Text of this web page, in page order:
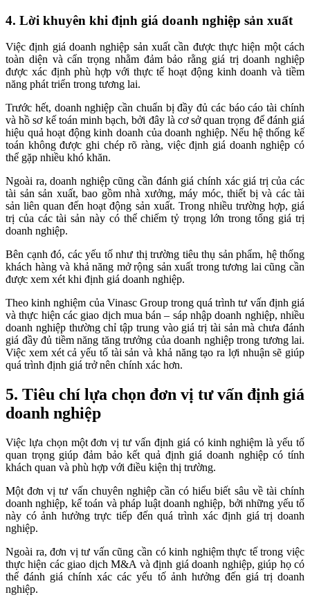
4. Lời khuyên khi định giá doanh nghiệp sản xuất
Việc định giá doanh nghiệp sản xuất cần được thực hiện một cách
toàn diện và cẩn trọng nhằm đảm bảo rằng giá trị doanh nghiệp
được xác định phù hợp với thực tế hoạt động kinh doanh và tiềm
năng phát triển trong tương lai.
Trước hết, doanh nghiệp cần chuẩn bị đầy đủ các báo cáo tài chính
và hồ sơ kế toán minh bạch, bởi đây là cơ sở quan trọng để đánh giá
hiệu quả hoạt động kinh doanh của doanh nghiệp. Nếu hệ thống kế
toán không được ghi chép rõ ràng, việc định giá doanh nghiệp có
thể gặp nhiều khó khăn.
Ngoài ra, doanh nghiệp cũng cần đánh giá chính xác giá trị của các
tài sản sản xuất, bao gồm nhà xưởng, máy móc, thiết bị và các tài
sản liên quan đến hoạt động sản xuất. Trong nhiều trường hợp, giá
trị của các tài sản này có thể chiếm tỷ trọng lớn trong tổng giá trị
doanh nghiệp.
Bên cạnh đó, các yếu tố như thị trường tiêu thụ sản phẩm, hệ thống
khách hàng và khả năng mở rộng sản xuất trong tương lai cũng cần
được xem xét khi định giá doanh nghiệp.
Theo kinh nghiệm của Vinasc Group trong quá trình tư vấn định giá
và thực hiện các giao dịch mua bán – sáp nhập doanh nghiệp, nhiều
doanh nghiệp thường chỉ tập trung vào giá trị tài sản mà chưa đánh
giá đầy đủ tiềm năng tăng trưởng của doanh nghiệp trong tương lai.
Việc xem xét cả yếu tố tài sản và khả năng tạo ra lợi nhuận sẽ giúp
quá trình định giá trở nên chính xác hơn.
5. Tiêu chí lựa chọn đơn vị tư vấn định giá
doanh nghiệp
Việc lựa chọn một đơn vị tư vấn định giá có kinh nghiệm là yếu tố
quan trọng giúp đảm bảo kết quả định giá doanh nghiệp có tính
khách quan và phù hợp với điều kiện thị trường.
Một đơn vị tư vấn chuyên nghiệp cần có hiểu biết sâu về tài chính
doanh nghiệp, kế toán và pháp luật doanh nghiệp, bởi những yếu tố
này có ảnh hưởng trực tiếp đến quá trình xác định giá trị doanh
nghiệp.
Ngoài ra, đơn vị tư vấn cũng cần có kinh nghiệm thực tế trong việc
thực hiện các giao dịch M&A và định giá doanh nghiệp, giúp họ có
thể đánh giá chính xác các yếu tố ảnh hưởng đến giá trị doanh
nghiệp.